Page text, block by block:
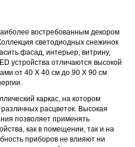
востребованным декором
светодиодных снежинок
фасад, интерьер, витрину,
устройства отличаются высокой
от 40 Х 40 см до 90 Х 90 см
каркас, на котором
расцветок. Высокая
позволяет применять
как в помещении, так и на
приборов не влияют ни